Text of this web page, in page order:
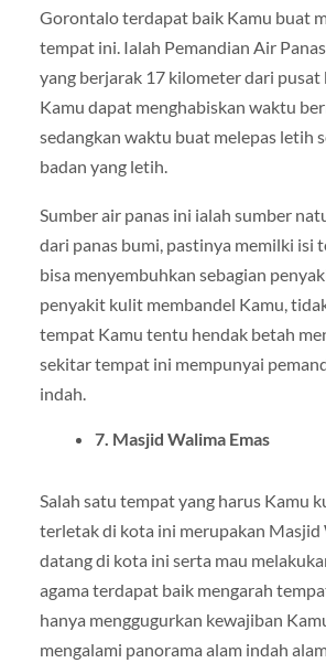
Gorontalo terdapat baik Kamu buat
tempat ini. Ialah Pemandian Air
yang berjarak 17 kilometer dari pusat
Kamu dapat menghabiskan waktu
sedangkan waktu buat melepas letih
badan yang letih.
Sumber air panas ini ialah sumber
dari panas bumi, pastinya memilki isi
bisa menyembuhkan sebagian
penyakit kulit membandel Kamu,
tempat Kamu tentu hendak betah
sekitar tempat ini mempunyai
indah.
7. Masjid Walima Emas
Salah satu tempat yang harus Kamu
terletak di kota ini merupakan Masjid
datang di kota ini serta mau
agama terdapat baik mengarah
hanya menggugurkan kewajiban
mengalami panorama alam indah